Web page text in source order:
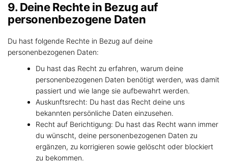
9. Deine Rechte in Bezug auf
personenbezogene Daten
Du hast folgende Rechte in Bezug auf deine
personenbezogenen Daten:
Du hast das Recht zu erfahren, warum deine
personenbezogenen Daten benötigt werden, was damit
passiert und wie lange sie aufbewahrt werden.
Auskunftsrecht: Du hast das Recht deine uns
bekannten persönliche Daten einzusehen.
Recht auf Berichtigung: Du hast das Recht wann immer
du wünscht, deine personenbezogenen Daten zu
ergänzen, zu korrigieren sowie gelöscht oder blockiert
zu bekommen.